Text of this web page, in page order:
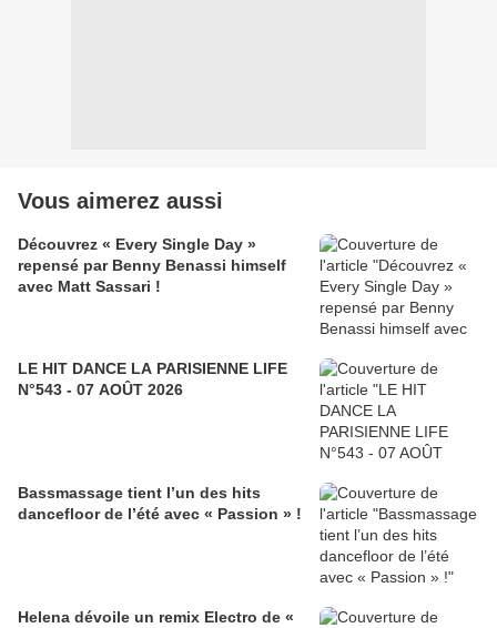
Vous aimerez aussi
Découvrez « Every Single Day »
repensé par Benny Benassi himself
avec Matt Sassari !
LE HIT DANCE LA PARISIENNE LIFE
N°543 - 07 AOÛT 2026
Bassmassage tient l’un des hits
dancefloor de l’été avec « Passion » !
Helena dévoile un remix Electro de «